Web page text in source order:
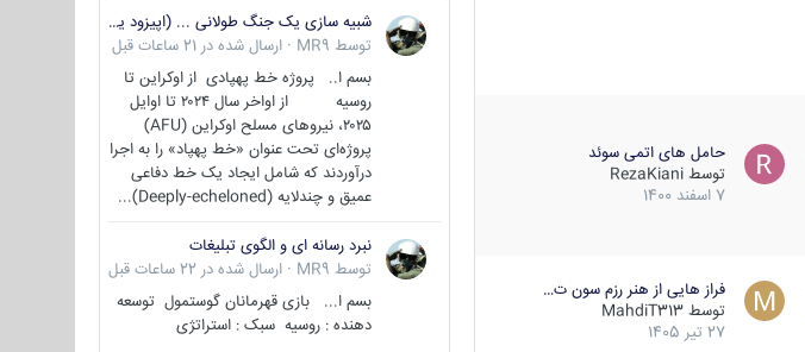
حامل های اتمی سوئد
توسط RezaKiani
7 اسفند 1400
فراز هایی از هنر رزم سون ت…
توسط MahdiT313
27 تیر 1405
شبیه سازی یک جنگ طولانی ... (اپیزود یکم : اوکراین )
توسط MR9
· ارسال شده در 21 ساعات قبل
بسم ا.. پروژه خط پهپادی از اوکراین تا
روسیه از اواخر سال ۲۰۲۴ تا اوایل
۲۰۲۵، نیروهای مسلح اوکراین (AFU)
پروژه‌ای تحت عنوان «خط پهپاد» را به اجرا
درآوردند که شامل ایجاد یک خط دفاعی
عمیق و چندلایه (Deeply-echeloned)...
نبرد رسانه ای و الگوی تبلیغات
توسط MR9
· ارسال شده در 22 ساعات قبل
بسم ا... بازی قهرمانان گوستمول توسعه
دهنده : روسیه سبک : استراتژی